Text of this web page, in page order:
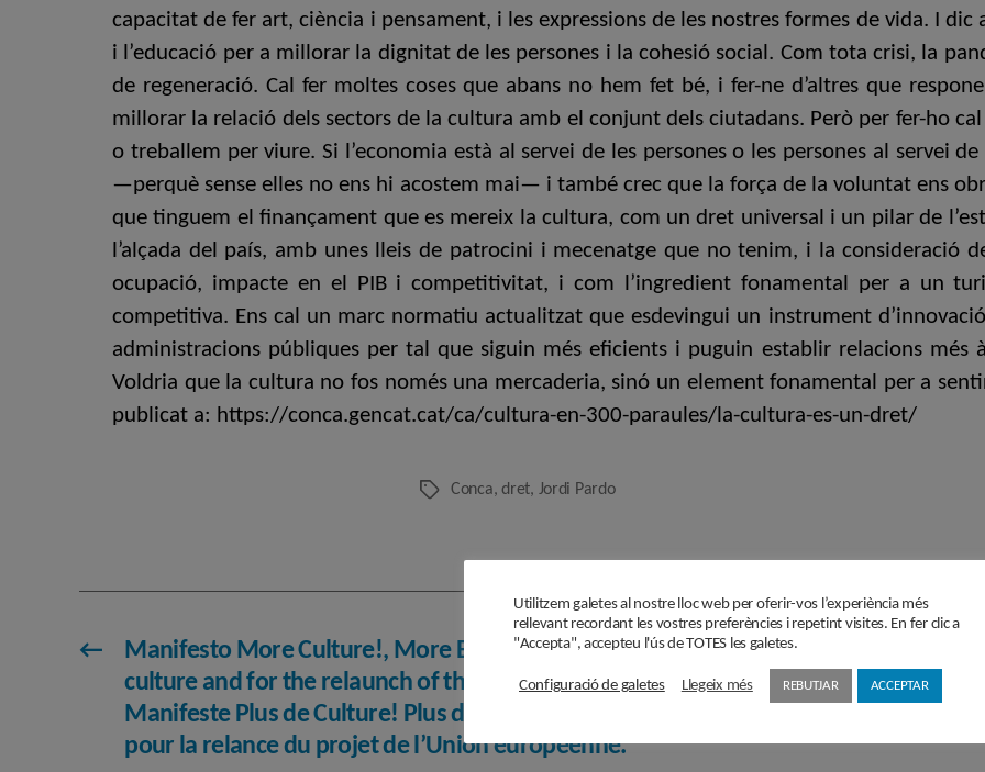
capacitat de fer art, ciència i pensament, i les expressions de les nostres formes de vida. I
i l’educació per a millorar la dignitat de les persones i la cohesió social. Com tota crisi, la
de regeneració. Cal fer moltes coses que abans no hem fet bé, i fer-ne d’altres que
millorar la relació dels sectors de la cultura amb el conjunt dels ciutadans. Però per fer-ho
o treballem per viure. Si l’economia està al servei de les persones o les persones al servei
—perquè sense elles no ens hi acostem mai— i també crec que la força de la voluntat ens
que tinguem el finançament que es mereix la cultura, com un dret universal i un pilar de
l’alçada del país, amb unes lleis de patrocini i mecenatge que no tenim, i la consideració
ocupació, impacte en el PIB i competitivitat, i com l’ingredient fonamental per a un
competitiva. Ens cal un marc normatiu actualitzat que esdevingui un instrument
administracions públiques per tal que siguin més eficients i puguin establir relacions més
Voldria que la cultura no fos només una mercaderia, sinó un element fonamental per a
publicat a: https://conca.gencat.cat/ca/cultura-en-300-paraules/la-cultura-es-un-dret/
Etiquetes
Conca,dret, Jordi Pardo
←
Manifesto More Culture!, More Europe! In favour of
culture and for the relaunch of the European project /
Manifeste Plus de Culture! Plus d’Europe! Plus de culture
pour la relance du projet de l’Union européenne.
Utilitzem galetes al nostre lloc web per oferir-vos l’experiència més
rellevant recordant les vostres preferències i repetint visites. En fer clic a
"Accepta", accepteu l'ús de TOTES les galetes.
Configuració de galetes Llegeix més REBUTJAR ACCEPTAR